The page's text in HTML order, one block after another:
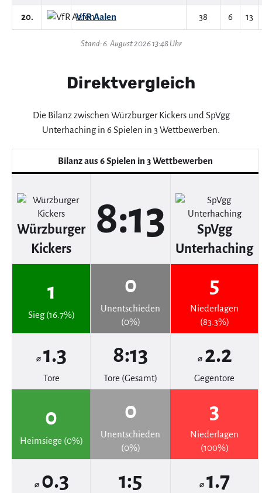
20. VfR Aalen 38 6 13
Stand: 6. August 2026 13:48 Uhr
Direktvergleich
Die Bilanz zwischen Würzburger Kickers und SpVgg
Unterhaching in 6 Spielen in 3 Wettbewerben.
Bilanz aus 6 Spielen in 3 Wettbewerben
Würzburger
Kickers
8:13
SpVgg
Unterhaching
1
Sieg (16.7%)
0
Unentschieden
(0%)
5
Niederlagen
(83.3%)
⌀ 1.3
Tore
8:13
Tore (Gesamt)
⌀ 2.2
Gegentore
0
Heimsiege (0%)
0
Unentschieden
(0%)
3
Niederlagen
(100%)
⌀ 0.3 1:5 ⌀ 1.7